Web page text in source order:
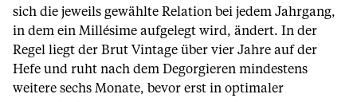
sich die jeweils gewählte Relation bei jedem Jahrgang,
in dem ein Millésime aufgelegt wird, ändert. In der
Regel liegt der Brut Vintage über vier Jahre auf der
Hefe und ruht nach dem Degorgieren mindestens
weitere sechs Monate, bevor erst in optimaler